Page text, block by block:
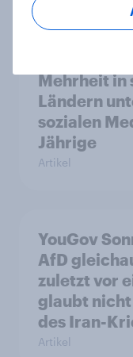
Mehrheit in
Ländern
sozialen
Jährige
Artikel
YouGov
AfD
zuletzt vor
glaubt nicht
des Iran-
Artikel